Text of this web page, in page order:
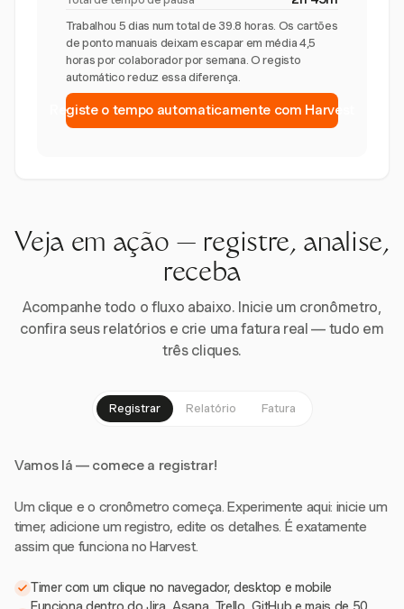
Trabalhou 5 dias num total de 39.8 horas. Os cartões
de ponto manuais deixam escapar em média 4,5
horas por colaborador por semana. O registo
automático reduz essa diferença.
Registe o tempo automaticamente com Harvest
Veja em ação — registre, analise,
receba
Acompanhe todo o fluxo abaixo. Inicie um cronômetro,
confira seus relatórios e crie uma fatura real — tudo em
três cliques.
Registrar Relatório Fatura
Vamos lá — comece a registrar!
Um clique e o cronômetro começa. Experimente aqui: inicie um
timer, adicione um registro, edite os detalhes. É exatamente
assim que funciona no Harvest.
Timer com um clique no navegador, desktop e mobile